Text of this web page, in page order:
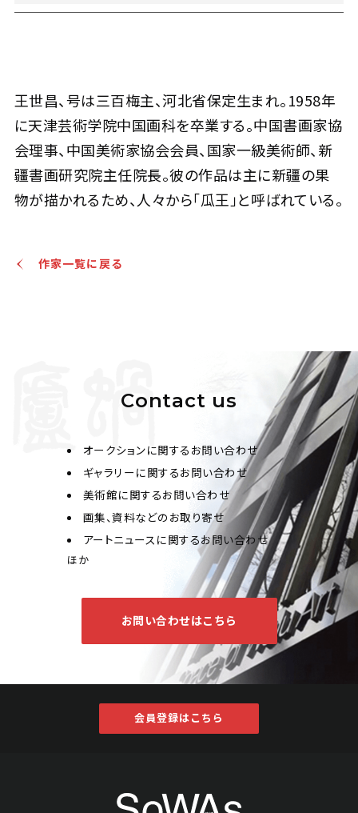
王世昌、号は三百梅主、河北省保定生まれ。1958年
に天津芸術学院中国画科を卒業する。中国書画家協
会理事、中国美術家協会会員、国家一級美術師、新
疆書画研究院主任院長。彼の作品は主に新疆の果
物が描かれるため、人々から「瓜王」と呼ばれている。
作家一覧に戻る
Contact us
オークションに関するお問い合わせ
ギャラリーに関するお問い合わせ
美術館に関するお問い合わせ
画集、資料などのお取り寄せ
アートニュースに関するお問い合わせ
ほか
お問い合わせはこちら
会員登録はこちら